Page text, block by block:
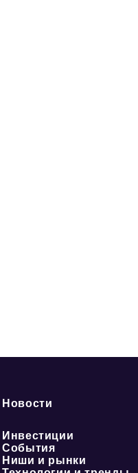
Новости
Инвестиции
События
Ниши и рынки